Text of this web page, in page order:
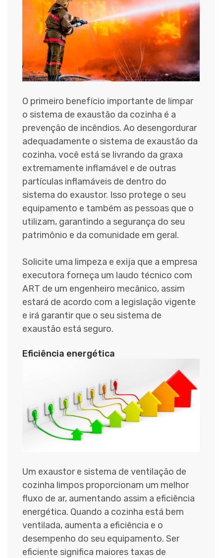
O primeiro benefício importante de limpar
o sistema de exaustão da cozinha é a
prevenção de incêndios. Ao desengordurar
adequadamente o sistema de exaustão da
cozinha, você está se livrando da graxa
extremamente inflamável e de outras
partículas inflamáveis de dentro do
sistema do exaustor. Isso protege o seu
equipamento e também as pessoas que o
utilizam, garantindo a segurança do seu
patrimônio e da comunidade em geral.
Solicite uma limpeza e exija que a empresa
executora forneça um laudo técnico com
ART de um engenheiro mecânico, assim
estará de acordo com a legislação vigente
e irá garantir que o seu sistema de
exaustão está seguro.
Eficiência energética
Um exaustor e sistema de ventilação de
cozinha limpos proporcionam um melhor
fluxo de ar, aumentando assim a eficiência
energética. Quando a cozinha está bem
ventilada, aumenta a eficiência e o
desempenho do seu equipamento. Ser
eficiente significa maiores taxas de